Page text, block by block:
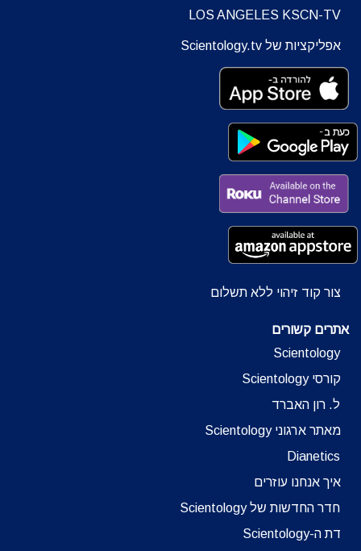
LOS ANGELES KSCN-TV
אפליקציות של Scientology.tv
צור קוד זיהוי ללא תשלום
אתרים קשורים
Scientology
קורסי Scientology
ל. רון האברד
מאתר ארגוני Scientology
Dianetics
איך אנחנו עוזרים
חדר החדשות של Scientology
דת ה-Scientology